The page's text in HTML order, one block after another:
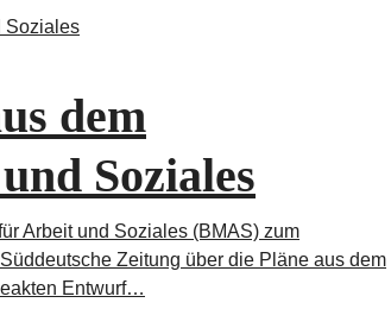
dem
Soziales
Arbeit und Soziales (BMAS) zum
Zeitung über die Pläne aus dem
Entwurf…